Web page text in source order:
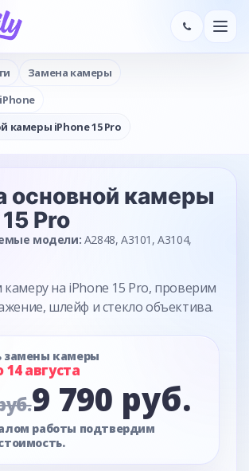
Замена камеры
камеры iPhone 15 Pro
основной камеры
Pro
модели: A2848, A3101, A3104,
камеру на iPhone 15 Pro, проверим
шлейф и стекло объектива.
замены камеры
августа
9 790 руб.
работы подтвердим